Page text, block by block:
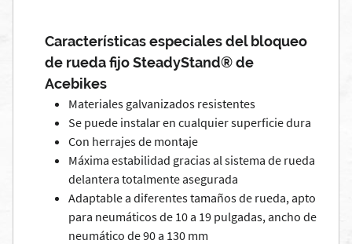
Características especiales del bloqueo
de rueda fijo SteadyStand® de
Acebikes
Materiales galvanizados resistentes
Se puede instalar en cualquier superficie dura
Con herrajes de montaje
Máxima estabilidad gracias al sistema de rueda
delantera totalmente asegurada
Adaptable a diferentes tamaños de rueda, apto
para neumáticos de 10 a 19 pulgadas, ancho de
neumático de 90 a 130 mm